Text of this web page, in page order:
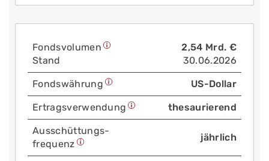
Fonds­volumen
Stand
2,54 Mrd. €
30.06.2026
Fonds­währung US-Dollar
Ertrags­verwendung thesaurierend
Aus­schüttungs­
frequenz
jährlich